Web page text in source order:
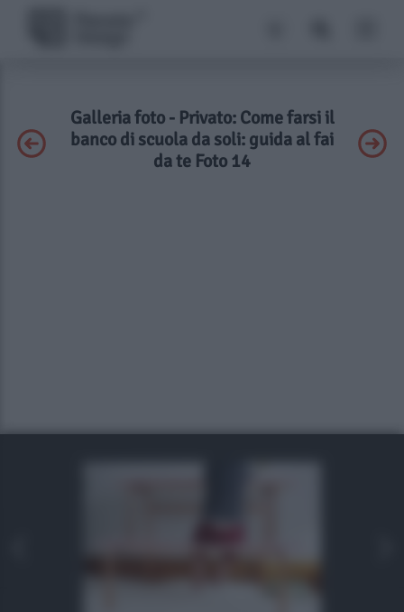
Galleria foto - Privato: Come farsi il
banco di scuola da soli: guida al fai
da te Foto 14